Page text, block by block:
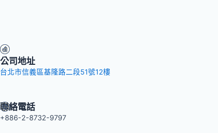
公司地址
台北市信義區基隆路二段51號12樓
聯絡電話
+886-2-8732-9797